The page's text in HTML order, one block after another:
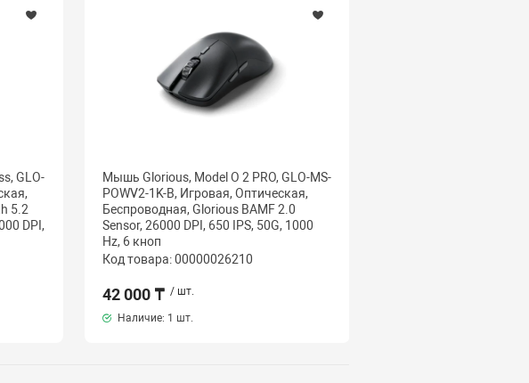
GLO-
5.2
DPI,
Мышь Glorious, Model O 2 PRO, GLO-MS-
POWV2-1K-B, Игровая, Оптическая,
Беспроводная, Glorious BAMF 2.0
Sensor, 26000 DPI, 650 IPS, 50G, 1000
Hz, 6 кноп
Код товара: 00000026210
42 000 ₸ / шт.
Наличие: 1 шт.